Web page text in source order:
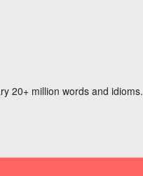
20+ million words and idioms.